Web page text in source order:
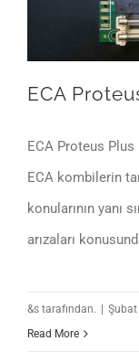
ECA
ECA Proteus
ECA kombilerin
konularının yanı
arızaları
&s tarafından. | Şubat
Read More